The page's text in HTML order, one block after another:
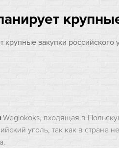
Weglokoks, входящая в
уголь, так как в стране